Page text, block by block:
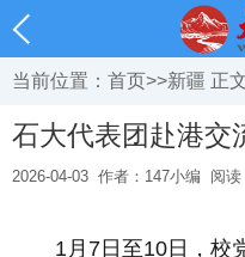
当前位置： 首页>>新疆 正
石大代表团赴港交
2026-04-03 作者：147小编 阅
1月7日至10日，校党